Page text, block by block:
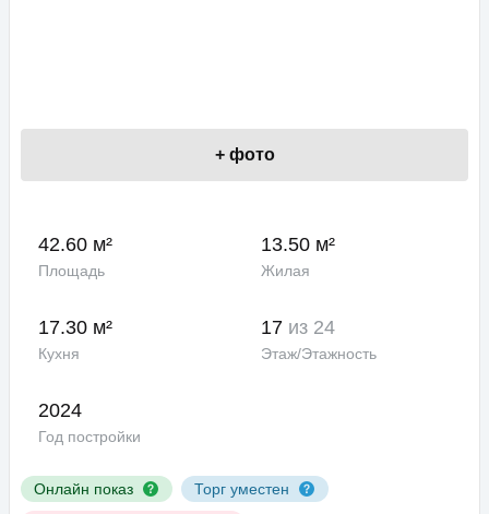
Онлайн показ
Торг уместен
+ фото
42.60 м²
Площадь
13.50 м²
Жилая
17.30 м²
Кухня
17 из 24
Этаж/Этажность
2024
Год постройки